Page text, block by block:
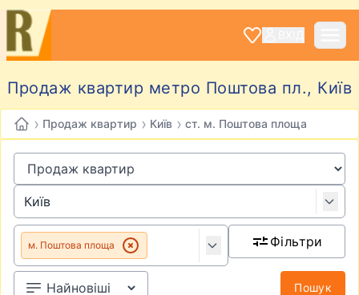
Продаж квартир метро Поштова пл., Київ
› Продаж квартир › Київ › ст. м. Поштова площа
м. Поштова площа Фільтри
Пошук